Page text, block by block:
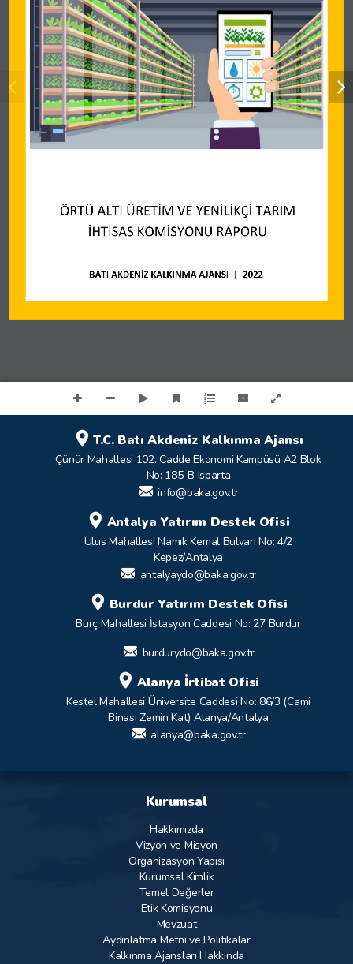
T.C. Batı Akdeniz Kalkınma Ajansı
Çünür Mahallesi 102. Cadde Ekonomi Kampüsü A2 Blok
No: 185-B Isparta
info@baka.gov.tr
Antalya Yatırım Destek Ofisi
Ulus Mahallesi Namık Kemal Bulvarı No: 4/2
Kepez/Antalya
antalyaydo@baka.gov.tr
Burdur Yatırım Destek Ofisi
Burç Mahallesi İstasyon Caddesi No: 27 Burdur
burdurydo@baka.gov.tr
Alanya İrtibat Ofisi
Kestel Mahallesi Üniversite Caddesi No: 86/3 (Cami
Binası Zemin Kat) Alanya/Antalya
alanya@baka.gov.tr
Kurumsal
Hakkımızda
Vizyon ve Misyon
Organizasyon Yapısı
Kurumsal Kimlik
Temel Değerler
Etik Komisyonu
Mevzuat
Aydınlatma Metni ve Politikalar
Kalkınma Ajansları Hakkında